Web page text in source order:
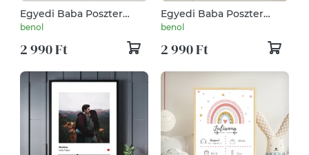
Egyedi Baba Poszter
Rakétás
benol
2 990 Ft
Egyedi Baba Poszter
Virágos
benol
2 990 Ft